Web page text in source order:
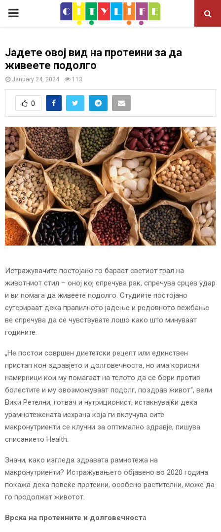
P
I
M
A
R
Y
M
E
U
Јадете овој вид на протеини за да
живеете подолго
January 24, 2024 113
0
Истражувачите постојано го бараат светиот грал на
животниот стил – оној кој спречува рак, спречува срцев удар
и ви помага да живеете подолго. Студиите постојано
сугерираат дека правилното јадење и редовното вежбање
ве спречува да се чувствувате лошо како што минуваат
годините.
„Не постои совршен диететски рецепт или единствен
пристап кон здравјето и долговечноста, но има корисни
намирници кои му помагаат на телото да се бори против
болестите и му овозможуваат подолг, поздрав живот“, вели
Вики Ретелни, готвач и нутриционист, истакнувајќи дека
урамнотежената исхрана која ги вклучува сите
макронутриенти се клучни за оптимално здравје, пишува
списанието Health.
Значи, како изгледа здравата рамнотежа на
макронутриенти? Истражувањето објавено во 2020 година
покажа дека повеќе протеини, особено растителни, може да
го продолжат животот.
Врска на протеините и долговечноста